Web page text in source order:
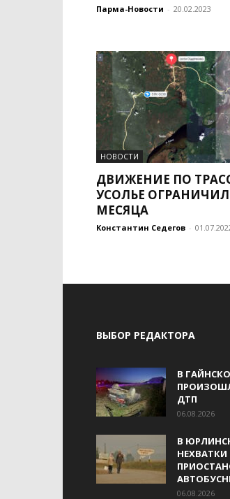
Парма-Новости - 20.02.2023
НОВОСТИ
ДВИЖЕНИЕ ПО
УСОЛЬЕ
МЕСЯЦА
Константин Седегов -
ВЫБОР РЕДАКТОРА
В
ДТП
06.08.2026
В
06.08.2026